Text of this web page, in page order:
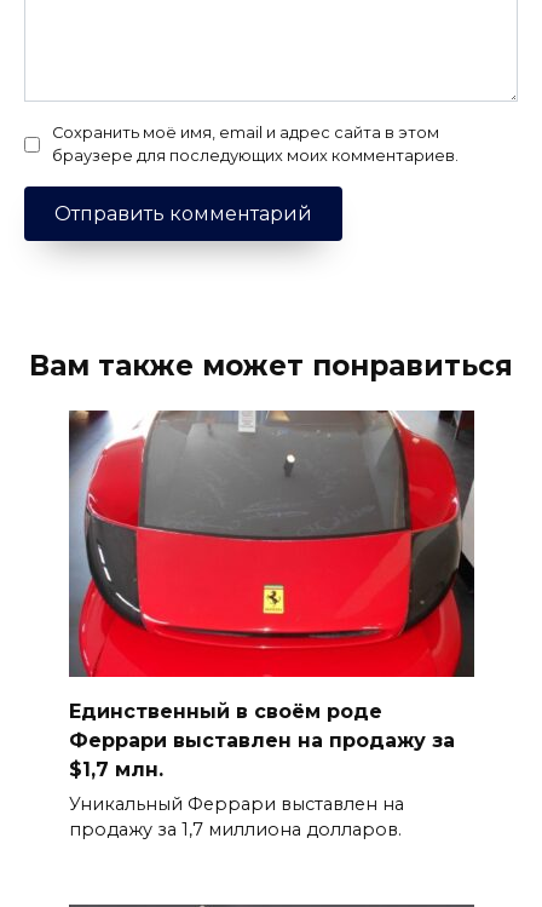
Сохранить моё имя, email и адрес сайта в этом
браузере для последующих моих комментариев.
Вам также может понравиться
Единственный в своём роде
Феррари выставлен на продажу за
$1,7 млн.
Уникальный Феррари выставлен на
продажу за 1,7 миллиона долларов.